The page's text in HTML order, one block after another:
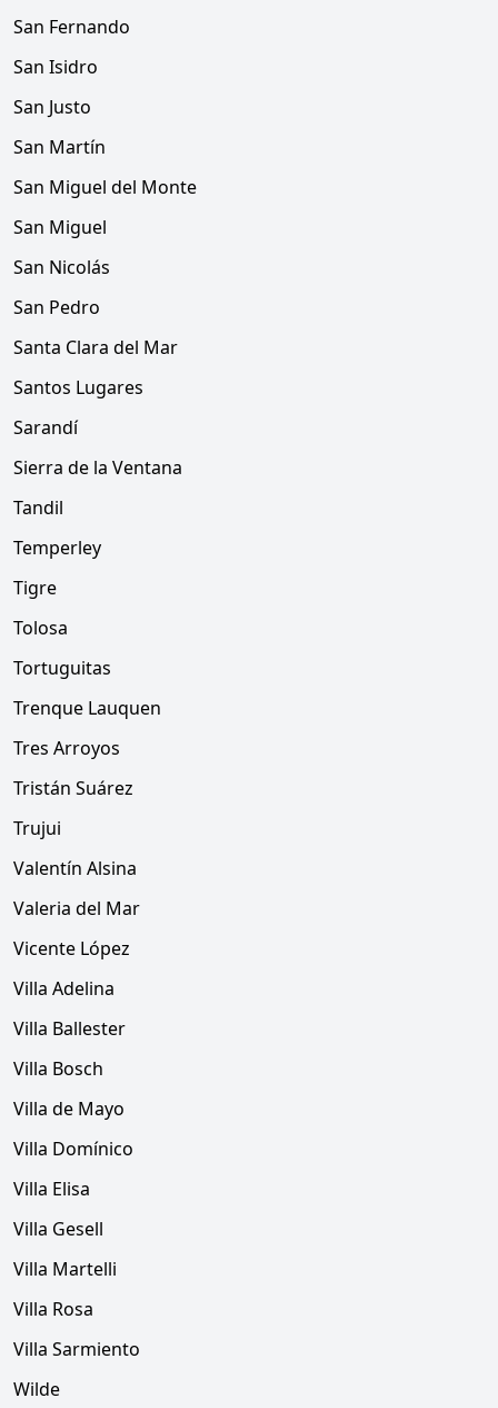
San Fernando
San Isidro
San Justo
San Martín
San Miguel del Monte
San Miguel
San Nicolás
San Pedro
Santa Clara del Mar
Santos Lugares
Sarandí
Sierra de la Ventana
Tandil
Temperley
Tigre
Tolosa
Tortuguitas
Trenque Lauquen
Tres Arroyos
Tristán Suárez
Trujui
Valentín Alsina
Valeria del Mar
Vicente López
Villa Adelina
Villa Ballester
Villa Bosch
Villa de Mayo
Villa Domínico
Villa Elisa
Villa Gesell
Villa Martelli
Villa Rosa
Villa Sarmiento
Wilde